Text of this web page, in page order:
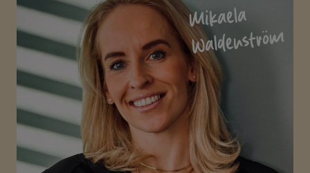
Mikaela
Waldenström